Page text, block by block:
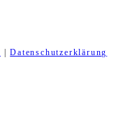
|Datenschutzerklärung